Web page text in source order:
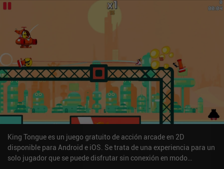
King Tongue es un juego gratuito de acción arcade en 2D
disponible para Android e iOS. Se trata de una experiencia para un
solo jugador que se puede disfrutar sin conexión en modo